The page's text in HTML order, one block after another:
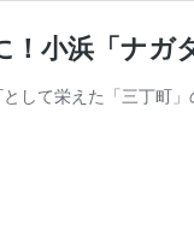
！小浜「ナガ
として栄えた「三丁町